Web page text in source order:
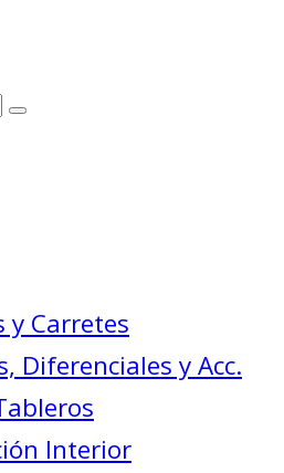
y Carretes
Diferenciales y Acc.
Interior